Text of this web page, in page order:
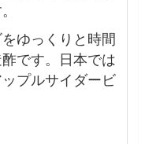
ゆっくりと時間
です。日本では
ップルサイダービ